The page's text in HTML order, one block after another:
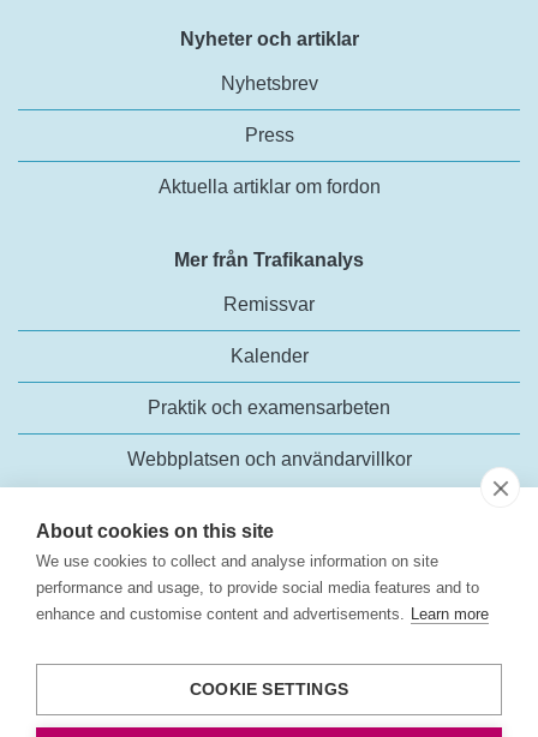
About cookies on this site
We use cookies to collect and analyse information on site
performance and usage, to provide social media features and to
enhance and customise content and advertisements. Learn more
COOKIE SETTINGS
Nyheter och artiklar
Nyhetsbrev
Press
Aktuella artiklar om fordon
Mer från Trafikanalys
Remissvar
Kalender
Praktik och examensarbeten
Webbplatsen och användarvillkor
Rosenlundsgatan 54
118 63 Stockholm